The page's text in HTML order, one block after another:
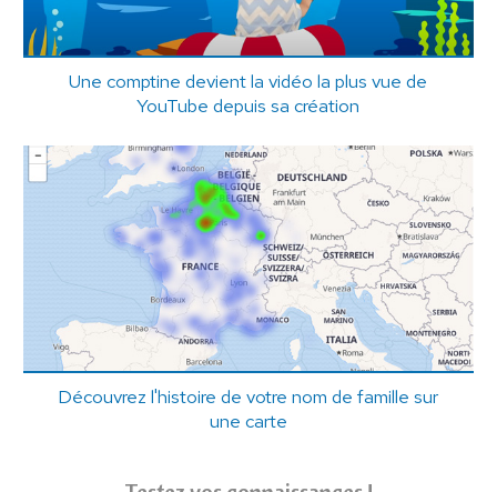
Une comptine devient la vidéo la plus vue de
YouTube depuis sa création
Découvrez l'histoire de votre nom de famille sur
une carte